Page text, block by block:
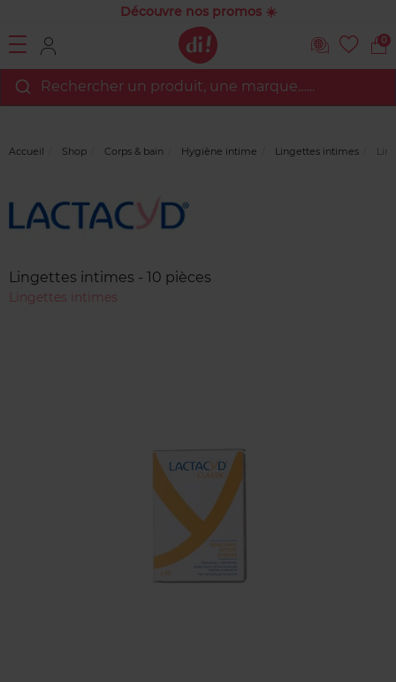
Découvre nos promos ☀️
0
Rechercher un produit, une marque…...
Accueil Shop Corps & bain Hygiène intime Lingettes intimes
Lingettes intimes - 10 pièces
Lingettes intimes